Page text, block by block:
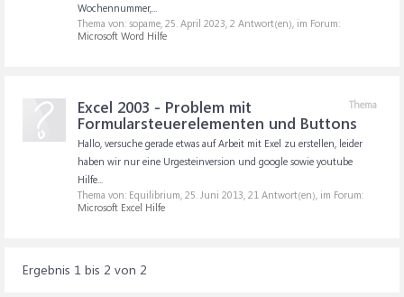
Wochennummer,...
Thema von: sopame, 25. April 2023, 2 Antwort(en), im Forum:
Microsoft Word Hilfe
Thema
Excel 2003 - Problem mit
Formularsteuerelementen und Buttons
Hallo, versuche gerade etwas auf Arbeit mit Exel zu erstellen, leider
haben wir nur eine Urgesteinversion und google sowie youtube
Hilfe...
Thema von: Equilibrium, 25. Juni 2013, 21 Antwort(en), im Forum:
Microsoft Excel Hilfe
Ergebnis 1 bis 2 von 2